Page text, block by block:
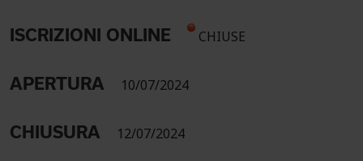
ISCRIZIONI ONLINE CHIUSE
APERTURA 10/07/2024
CHIUSURA 12/07/2024